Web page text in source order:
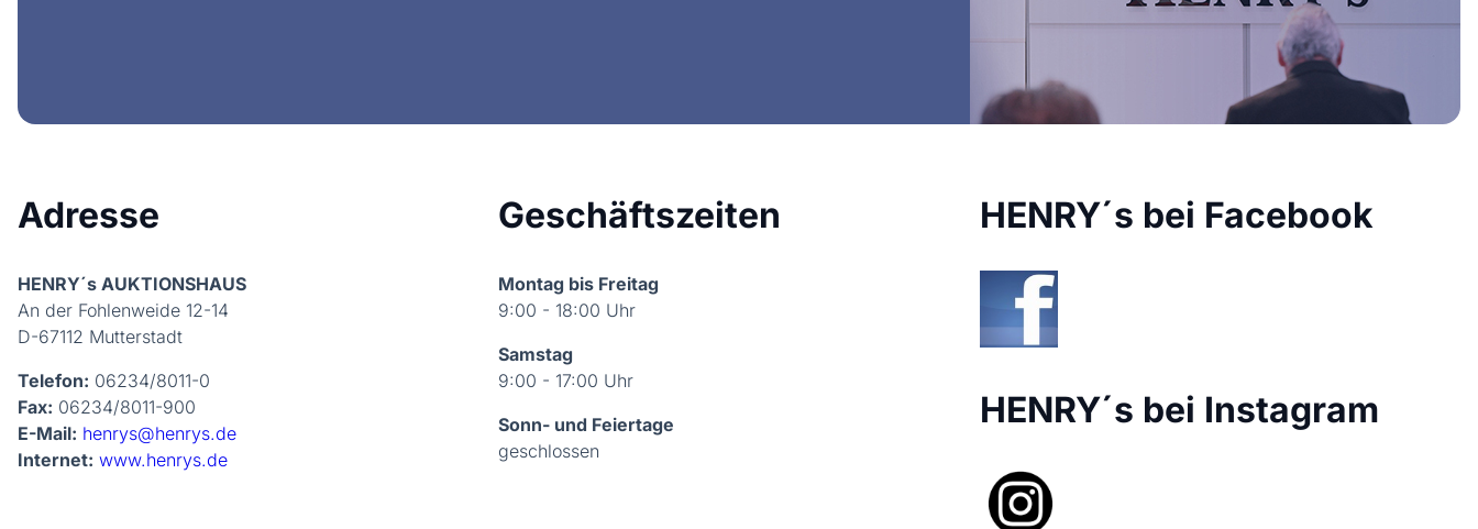
Adresse
HENRY´s AUKTIONSHAUS
An der Fohlenweide 12-14
D-67112 Mutterstadt
Telefon: 06234/8011-0
Fax: 06234/8011-900
E-Mail: henrys@henrys.de
Internet: www.henrys.de
Geschäftszeiten
Montag bis Freitag
9:00 - 18:00 Uhr
Samstag
9:00 - 17:00 Uhr
Sonn- und Feiertage
geschlossen
HENRY´s bei Facebook
HENRY´s bei Instagram